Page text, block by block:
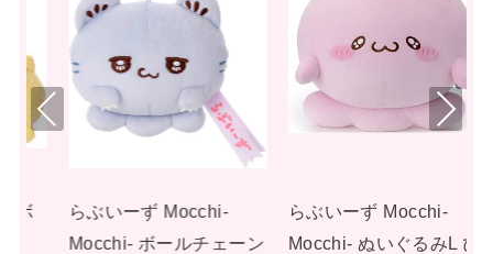
らぶいーず Mocchi-
Mocchi- ぬいぐるみL ぴ
らぶいーず Mocchi-
Mocchi- ぬいぐるみL す
Pre
viou
Nex
t